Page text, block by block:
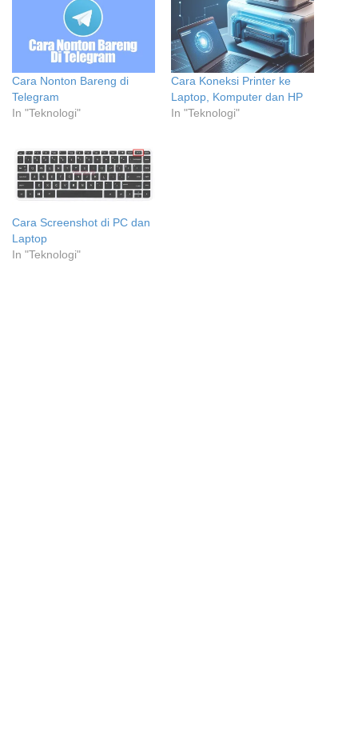
Cara Nonton Bareng di
Telegram
In "Teknologi"
Cara Koneksi Printer ke
Laptop, Komputer dan HP
In "Teknologi"
Cara Screenshot di PC dan
Laptop
In "Teknologi"